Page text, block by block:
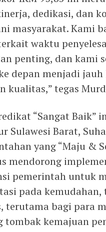
dedikasi, dan
masyarakat. Kami
waktu
penting, dan kami
depan menjadi
kualitas,” tegas
“Sangat Baik”
Sulawesi Barat,
yang “Maju &
mendorong
pemerintah untuk
pada
terutama bagi para
tombak kemajuan